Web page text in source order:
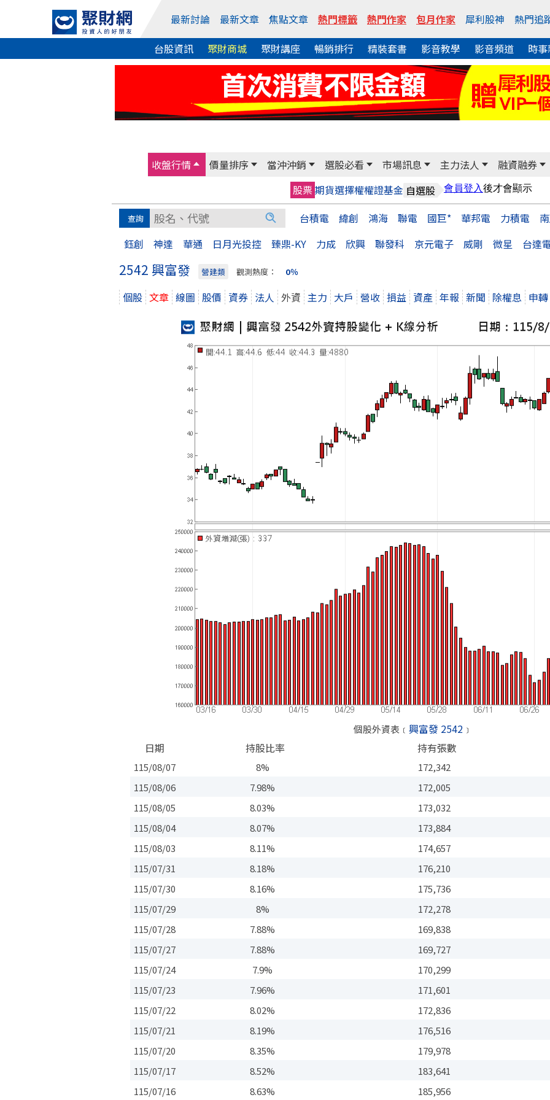
最新討論 最新文章 焦點文章 熱門標籤 熱門作家 包月作家 犀利股神
熱門追
台股資訊
聚財商城 聚財講座 暢銷排行 精裝套書 影音教學 影音頻道 時
收盤行情 價量排序 當沖沖銷 選股必看 市場訊息 主力法人
融資融券
股票期貨選擇權權證基金 自選股
台積電
緯創 鴻海 聯電 國巨* 華邦電 力積電
鈺創
神達 華通 日月光投控 臻鼎-KY 力成 欣興 聯發科 京元電子 威剛 微星 台達
2542 興富發 營建類 觀測熱度： 0％
個股 文章 線圖 股價 資券 法人 外資 主力 大戶 營收 損益 資產 年報 新聞 除權息 申轉
個股外資表﹝ 興富發 2542﹞
日期 持股比率 持有張數
115/08/07 8%
172,342
115/08/06
7.98%
172,005
115/08/05
8.03%
173,032
115/08/04
8.07%
173,884
115/08/03
8.11%
174,657
115/07/31
8.18%
176,210
115/07/30
8.16%
175,736
115/07/29
8%
172,278
115/07/28
7.88%
169,838
115/07/27
7.88%
169,727
115/07/24
7.9%
170,299
115/07/23
7.96%
171,601
115/07/22
8.02%
172,836
115/07/21
8.19%
176,516
115/07/20
8.35%
179,978
115/07/17
8.52%
183,641
115/07/16
8.63% 185,956